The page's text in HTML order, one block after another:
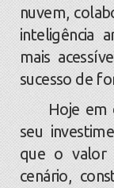
nuvem,
inteligência
mais
sucesso de
Hoje em
seu
que o valor
cenário,